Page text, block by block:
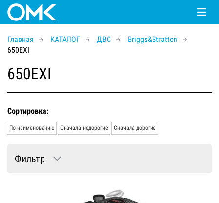
Главная КАТАЛОГ ДВС
Briggs&Stratton
650EXI
650EXI
Сортировка:
По наименованию Сначала недорогие Сначала дорогие
Фильтр